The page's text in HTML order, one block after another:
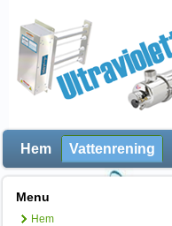
Hem Vattenrening
Menu
Hem